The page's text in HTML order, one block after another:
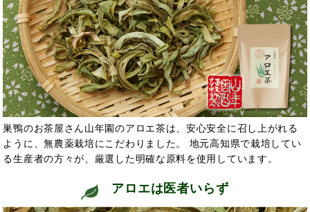
巣鴨のお茶屋さん山年園のアロエ茶は、安心安全に召し上がれる
ように、無農薬栽培にこだわりました。 地元高知県で栽培してい
る生産者の方々が、厳選した明確な原料を使用しています。
アロエは医者いらず